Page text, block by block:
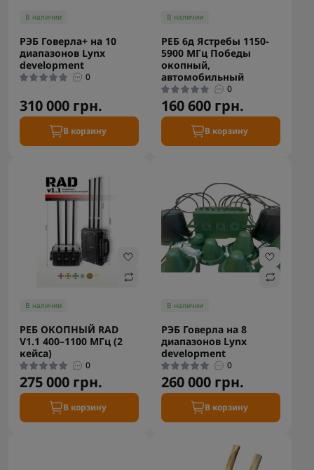
В наличии
РЭБ Говерла+ на 10
диапазонов Lynx
development
0
310 000 грн.
В корзину
В наличии
РЕБ 6д Ястребы 1150-
5900 МГц Победы
окопный,
автомобильный
0
160 600 грн.
В корзину
В наличии
РЕБ ОКОПНЫЙ RAD
V1.1 400–1100 МГц (2
кейса)
0
275 000 грн.
В корзину
В наличии
РЭБ Говерла на 8
диапазонов Lynx
development
0
260 000 грн.
В корзину